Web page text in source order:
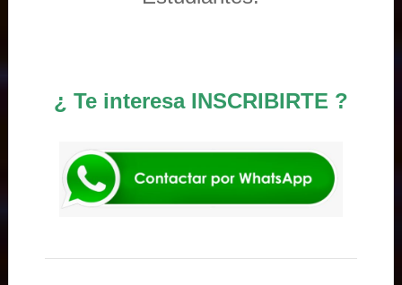
¿ Te interesa INSCRIBIRTE ?